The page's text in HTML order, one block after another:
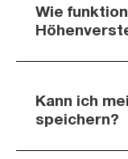
Wie
Kann ich
speichern?